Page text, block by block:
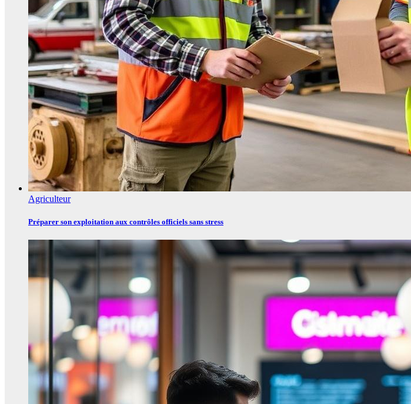
Agriculteur
Préparer son exploitation aux contrôles officiels sans stress